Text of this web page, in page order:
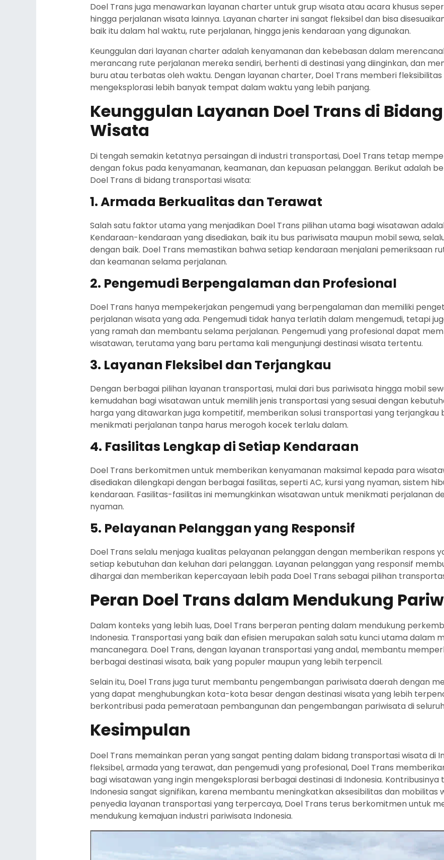
Doel Trans juga menawarkan layanan charter untuk grup wisata atau acara khusus
hingga perjalanan wisata lainnya. Layanan charter ini sangat fleksibel dan bisa
baik itu dalam hal waktu, rute perjalanan, hingga jenis kendaraan yang digunakan.
Keunggulan dari layanan charter adalah kenyamanan dan kebebasan dalam
merancang rute perjalanan mereka sendiri, berhenti di destinasi yang diinginkan, dan
buru atau terbatas oleh waktu. Dengan layanan charter, Doel Trans memberi
mengeksplorasi lebih banyak tempat dalam waktu yang lebih panjang.
Keunggulan Layanan Doel Trans di
Wisata
Di tengah semakin ketatnya persaingan di industri transportasi, Doel Trans tetap
dengan fokus pada kenyamanan, keamanan, dan kepuasan pelanggan. Berikut adalah
Doel Trans di bidang transportasi wisata:
1. Armada Berkualitas dan Terawat
Salah satu faktor utama yang menjadikan Doel Trans pilihan utama bagi wisatawan
Kendaraan-kendaraan yang disediakan, baik itu bus pariwisata maupun mobil sewa,
dengan baik. Doel Trans memastikan bahwa setiap kendaraan menjalani pemeriksaan
dan keamanan selama perjalanan.
2. Pengemudi Berpengalaman dan Profesional
Doel Trans hanya mempekerjakan pengemudi yang berpengalaman dan memiliki
perjalanan wisata yang ada. Pengemudi tidak hanya terlatih dalam mengemudi, tetapi
yang ramah dan membantu selama perjalanan. Pengemudi yang profesional dapat
wisatawan, terutama yang baru pertama kali mengunjungi destinasi wisata tertentu.
3. Layanan Fleksibel dan Terjangkau
Dengan berbagai pilihan layanan transportasi, mulai dari bus pariwisata hingga mobil
kemudahan bagi wisatawan untuk memilih jenis transportasi yang sesuai dengan
harga yang ditawarkan juga kompetitif, memberikan solusi transportasi yang terjangkau
menikmati perjalanan tanpa harus merogoh kocek terlalu dalam.
4. Fasilitas Lengkap di Setiap Kendaraan
Doel Trans berkomitmen untuk memberikan kenyamanan maksimal kepada para
disediakan dilengkapi dengan berbagai fasilitas, seperti AC, kursi yang nyaman, sistem
kendaraan. Fasilitas-fasilitas ini memungkinkan wisatawan untuk menikmati perjalanan
nyaman.
5. Pelayanan Pelanggan yang Responsif
Doel Trans selalu menjaga kualitas pelayanan pelanggan dengan memberikan respons
setiap kebutuhan dan keluhan dari pelanggan. Layanan pelanggan yang responsif
dihargai dan memberikan kepercayaan lebih pada Doel Trans sebagai pilihan
Peran Doel Trans dalam Mendukung
Dalam konteks yang lebih luas, Doel Trans berperan penting dalam mendukung
Indonesia. Transportasi yang baik dan efisien merupakan salah satu kunci utama dalam
mancanegara. Doel Trans, dengan layanan transportasi yang andal, membantu
berbagai destinasi wisata, baik yang populer maupun yang lebih terpencil.
Selain itu, Doel Trans juga turut membantu pengembangan pariwisata daerah dengan
yang dapat menghubungkan kota-kota besar dengan destinasi wisata yang lebih
berkontribusi pada pemerataan pembangunan dan pengembangan pariwisata di
Kesimpulan
Doel Trans memainkan peran yang sangat penting dalam bidang transportasi wisata di
fleksibel, armada yang terawat, dan pengemudi yang profesional, Doel Trans
bagi wisatawan yang ingin mengeksplorasi berbagai destinasi di Indonesia.
Indonesia sangat signifikan, karena membantu meningkatkan aksesibilitas dan mobilitas
penyedia layanan transportasi yang terpercaya, Doel Trans terus berkomitmen untuk
mendukung kemajuan industri pariwisata Indonesia.